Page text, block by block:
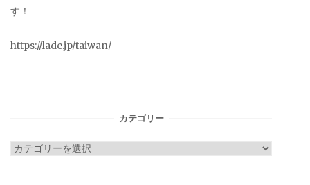
す！
https://lade.jp/taiwan/
カテゴリー
カ